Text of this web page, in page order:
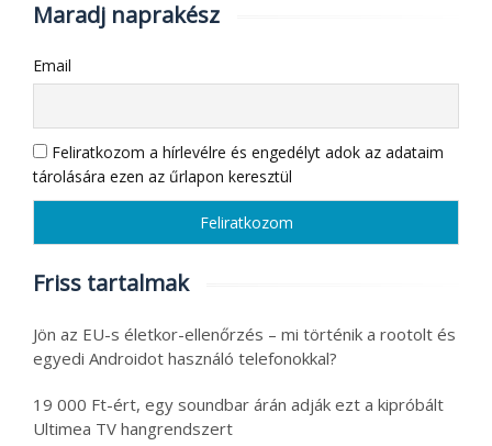
Maradj naprakész
Email
Feliratkozom a hírlevélre és engedélyt adok az adataim
tárolására ezen az űrlapon keresztül
Friss tartalmak
Jön az EU-s életkor-ellenőrzés – mi történik a rootolt és
egyedi Androidot használó telefonokkal?
19 000 Ft-ért, egy soundbar árán adják ezt a kipróbált
Ultimea TV hangrendszert